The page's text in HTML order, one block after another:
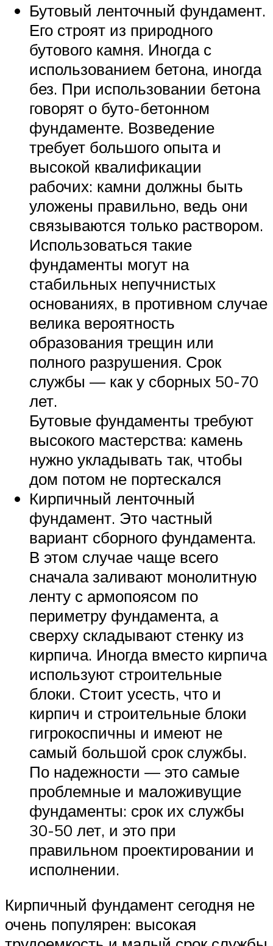
Бутовый ленточный фундамент.
Его строят из природного
бутового камня. Иногда с
использованием бетона, иногда
без. При использовании бетона
говорят о буто-бетонном
фундаменте. Возведение
требует большого опыта и
высокой квалификации
рабочих: камни должны быть
уложены правильно, ведь они
связываются только раствором.
Использоваться такие
фундаменты могут на
стабильных непучнистых
основаниях, в противном случае
велика вероятность
образования трещин или
полного разрушения. Срок
службы — как у сборных 50-70
лет.
Бутовые фундаменты требуют
высокого мастерства: камень
нужно укладывать так, чтобы
дом потом не портескался
Кирпичный ленточный
фундамент. Это частный
вариант сборного фундамента.
В этом случае чаще всего
сначала заливают монолитную
ленту с армопоясом по
периметру фундамента, а
сверху складывают стенку из
кирпича. Иногда вместо кирпича
используют строительные
блоки. Стоит усесть, что и
кирпич и строительные блоки
гигрокоспичны и имеют не
самый большой срок службы.
По надежности — это самые
проблемные и маложивущие
фундаменты: срок их службы
30-50 лет, и это при
правильном проектировании и
исполнении.
Кирпичный фундамент сегодня не
очень популярен: высокая